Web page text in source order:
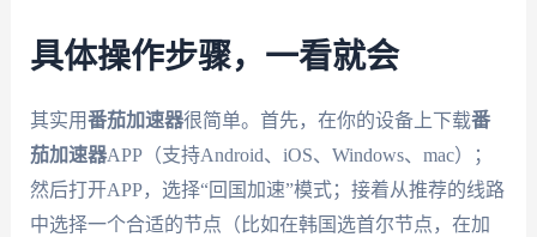
具体操作步骤，一看就会
其实用番茄加速器很简单。首先，在你的设备上下载番
茄加速器APP（支持Android、iOS、Windows、mac）；
然后打开APP，选择“回国加速”模式；接着从推荐的线路
中选择一个合适的节点（比如在韩国选首尔节点，在加